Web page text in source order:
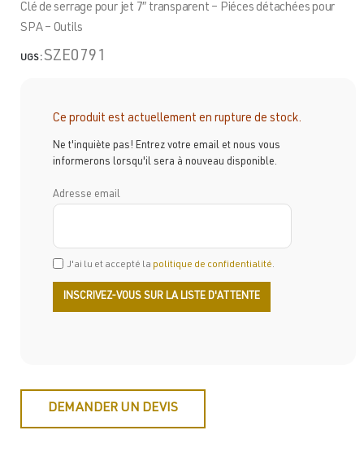
Clé de serrage pour jet 7″ transparent – Piéces détachées pour
SPA – Outils
UGS : SZE0791
Ce produit est actuellement en rupture de stock.
Ne t'inquiète pas! Entrez votre email et nous vous
informerons lorsqu'il sera à nouveau disponible.
Adresse email
J'ai lu et accepté la politique de confidentialité.
DEMANDER UN DEVIS